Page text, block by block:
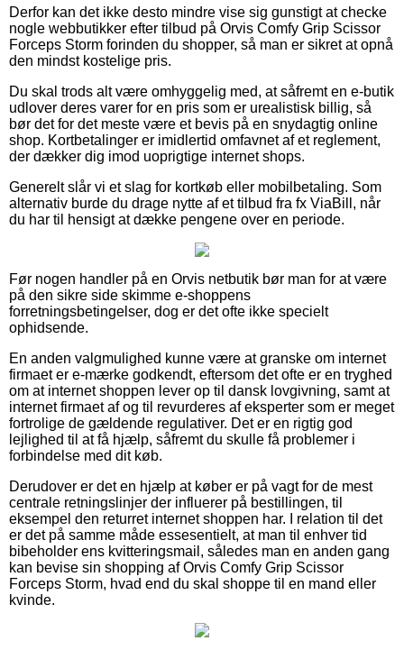
Derfor kan det ikke desto mindre vise sig gunstigt at checke
nogle webbutikker efter tilbud på Orvis Comfy Grip Scissor
Forceps Storm forinden du shopper, så man er sikret at opnå
den mindst kostelige pris.
Du skal trods alt være omhyggelig med, at såfremt en e-butik
udlover deres varer for en pris som er urealistisk billig, så
bør det for det meste være et bevis på en snydagtig online
shop. Kortbetalinger er imidlertid omfavnet af et reglement,
der dækker dig imod uoprigtige internet shops.
Generelt slår vi et slag for kortkøb eller mobilbetaling. Som
alternativ burde du drage nytte af et tilbud fra fx ViaBill, når
du har til hensigt at dække pengene over en periode.
Før nogen handler på en Orvis netbutik bør man for at være
på den sikre side skimme e-shoppens
forretningsbetingelser, dog er det ofte ikke specielt
ophidsende.
En anden valgmulighed kunne være at granske om internet
firmaet er e-mærke godkendt, eftersom det ofte er en tryghed
om at internet shoppen lever op til dansk lovgivning, samt at
internet firmaet af og til revurderes af eksperter som er meget
fortrolige de gældende regulativer. Det er en rigtig god
lejlighed til at få hjælp, såfremt du skulle få problemer i
forbindelse med dit køb.
Derudover er det en hjælp at køber er på vagt for de mest
centrale retningslinjer der influerer på bestillingen, til
eksempel den returret internet shoppen har. I relation til det
er det på samme måde essesentielt, at man til enhver tid
bibeholder ens kvitteringsmail, således man en anden gang
kan bevise sin shopping af Orvis Comfy Grip Scissor
Forceps Storm, hvad end du skal shoppe til en mand eller
kvinde.